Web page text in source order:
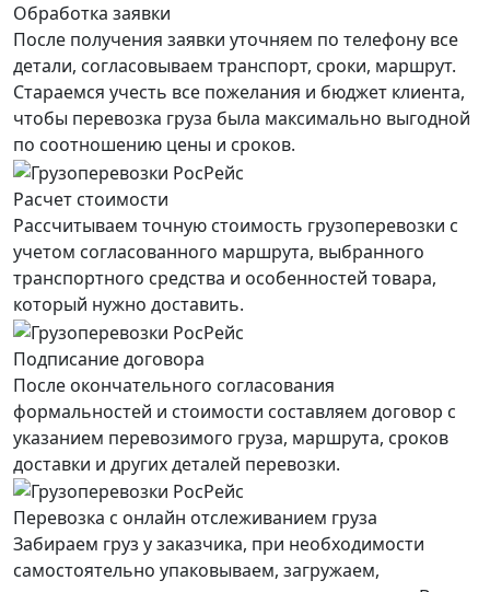
Обработка заявки
После получения заявки уточняем по телефону все
детали, согласовываем транспорт, сроки, маршрут.
Стараемся учесть все пожелания и бюджет клиента,
чтобы перевозка груза была максимально выгодной
по соотношению цены и сроков.
Расчет стоимости
Рассчитываем точную стоимость грузоперевозки с
учетом согласованного маршрута, выбранного
транспортного средства и особенностей товара,
который нужно доставить.
Подписание договора
После окончательного согласования
формальностей и стоимости составляем договор с
указанием перевозимого груза, маршрута, сроков
доставки и других деталей перевозки.
Перевозка с онлайн отслеживанием груза
Забираем груз у заказчика, при необходимости
самостоятельно упаковываем, загружаем,